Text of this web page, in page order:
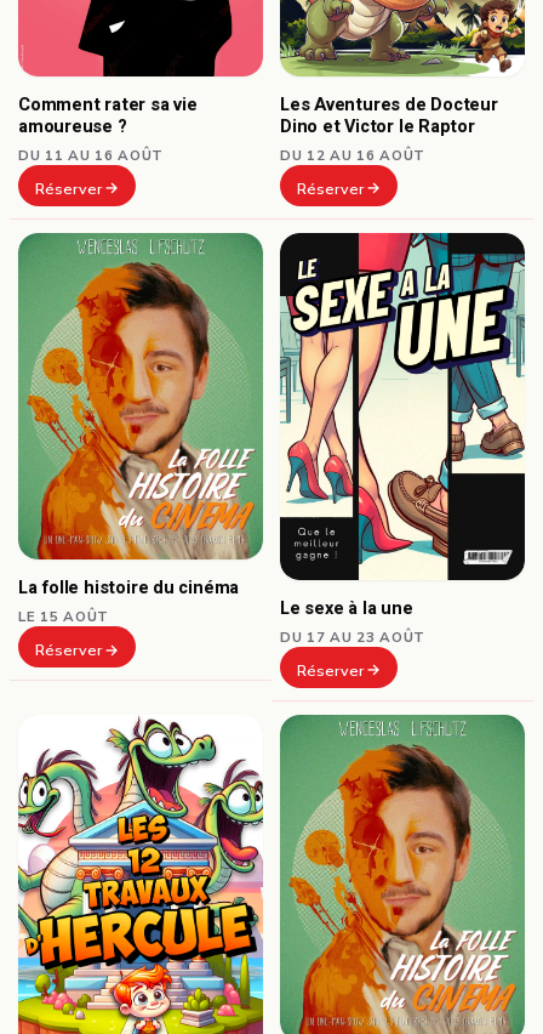
Comment rater sa vie
amoureuse ?
DU 11 AU 16 AOÛT
Réserver
Les Aventures de Docteur
Dino et Victor le Raptor
DU 12 AU 16 AOÛT
Réserver
La folle histoire du cinéma
LE 15 AOÛT
Réserver
Le sexe à la une
DU 17 AU 23 AOÛT
Réserver